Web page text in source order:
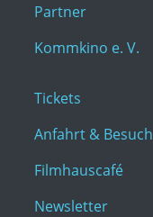
Partner
Kommkino e. V.
Tickets
Anfahrt & Besuch
Filmhauscafé
Newsletter